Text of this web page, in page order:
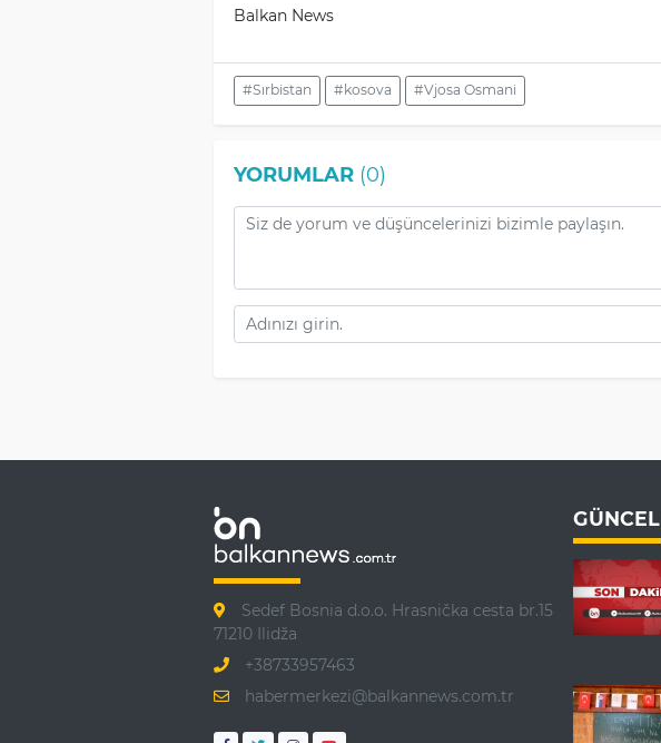
Balkan News
#Sırbistan #kosova #Vjosa Osmani
YORUMLAR(0)
Sedef Bosnia d.o.o. Hrasnička cesta br.15
71210 Ilidža
+38733957463
habermerkezi@balkannews.com.tr
GÜNCEL